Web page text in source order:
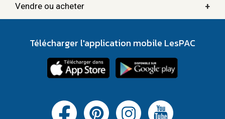
Vendre ou acheter +
Télécharger l'application mobile LesPAC